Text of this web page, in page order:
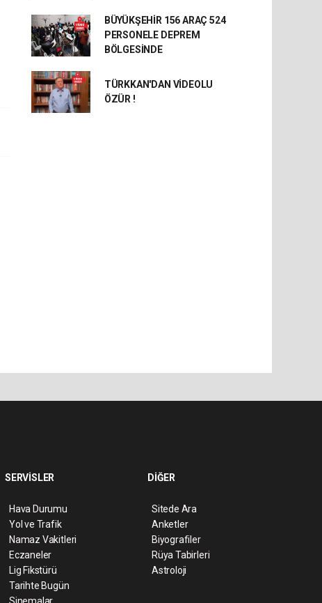
BÜYÜKŞEHİR 156 ARAÇ 524
PERSONELE DEPREM
BÖLGESİNDE
TÜRKKAN'DAN VİDEOLU
ÖZÜR !
SERVİSLER
Hava Durumu
Yol ve Trafik
Namaz Vakitleri
Eczaneler
Lig Fikstürü
Tarihte Bugün
DİĞER
Sitede Ara
Anketler
Biyografiler
Rüya Tabirleri
Astroloji